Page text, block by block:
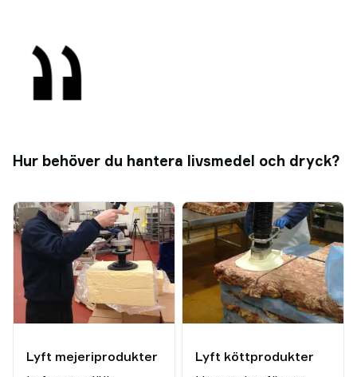
Hur behöver du hantera livsmedel och dryck?
Lyft mejeriprodukter
Lyft köttprodukter